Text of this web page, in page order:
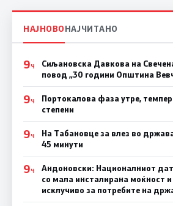
НАЈНОВОНАЈЧИТАНО
9Ч
Сиљановска Давкова на
повод „30 години Општина
9Ч
Портокалова фаза утре,
степени
9Ч
На Табановце за влез во
45 минути
9Ч
Андоновски: Националниот
со мала инсталирана моќност и
исклучиво за потребите на